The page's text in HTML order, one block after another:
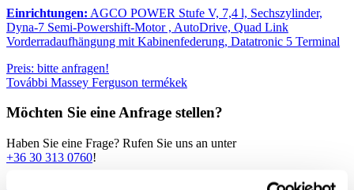
Einrichtungen: AGCO POWER Stufe V, 7,4 l, Sechszylinder,
Dyna-7 Semi-Powershift-Motor , AutoDrive, Quad Link
Vorderradaufhängung mit Kabinenfederung, Datatronic 5 Terminal
Preis: bitte anfragen!
További Massey Ferguson termékek
Möchten Sie eine Anfrage stellen?
Haben Sie eine Frage? Rufen Sie uns an unter
+36 30 313 0760!